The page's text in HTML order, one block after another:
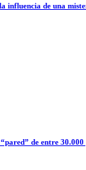
influencia de una
de entre